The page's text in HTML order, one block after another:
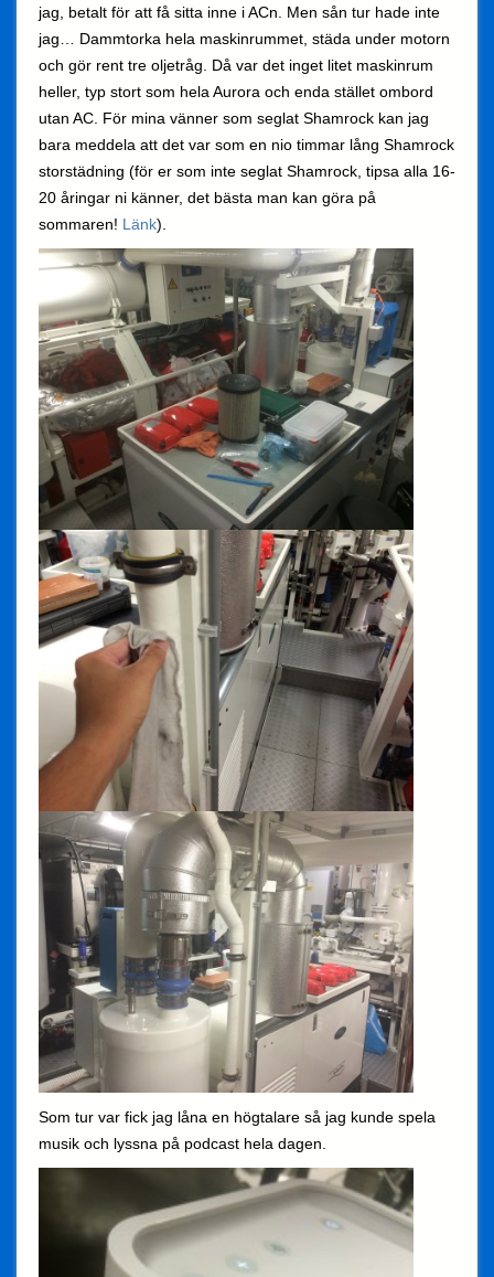
jag, betalt för att få sitta inne i ACn. Men sån tur hade inte
jag… Dammtorka hela maskinrummet, städa under motorn
och gör rent tre oljetråg. Då var det inget litet maskinrum
heller, typ stort som hela Aurora och enda stället ombord
utan AC. För mina vänner som seglat Shamrock kan jag
bara meddela att det var som en nio timmar lång Shamrock
storstädning (för er som inte seglat Shamrock, tipsa alla 16-
20 åringar ni känner, det bästa man kan göra på
sommaren! Länk).
Som tur var fick jag låna en högtalare så jag kunde spela
musik och lyssna på podcast hela dagen.